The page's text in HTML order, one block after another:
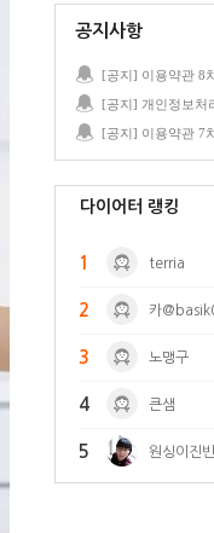
공지사항
[공지] 이용약관 8
[공지] 이용약관 7
다이어터 랭킹
1 terria
2 카
3 노맹구
4 큰샘
5 원싱이진